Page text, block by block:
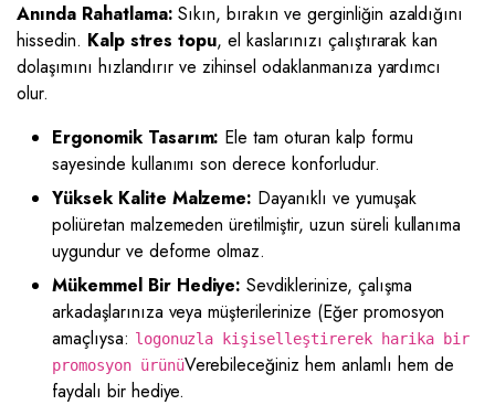
Anında Rahatlama: Sıkın, bırakın ve gerginliğin azaldığını
hissedin. Kalp stres topu, el kaslarınızı çalıştırarak kan
dolaşımını hızlandırır ve zihinsel odaklanmanıza yardımcı
olur.
Ergonomik Tasarım: Ele tam oturan kalp formu
sayesinde kullanımı son derece konforludur.
Yüksek Kalite Malzeme: Dayanıklı ve yumuşak
poliüretan malzemeden üretilmiştir, uzun süreli kullanıma
uygundur ve deforme olmaz.
Mükemmel Bir Hediye: Sevdiklerinize, çalışma
arkadaşlarınıza veya müşterilerinize (Eğer promosyon
amaçlıysa: logonuzla kişiselleştirerek harika bir
promosyon ürünüVerebileceğiniz hem anlamlı hem de
faydalı bir hediye.